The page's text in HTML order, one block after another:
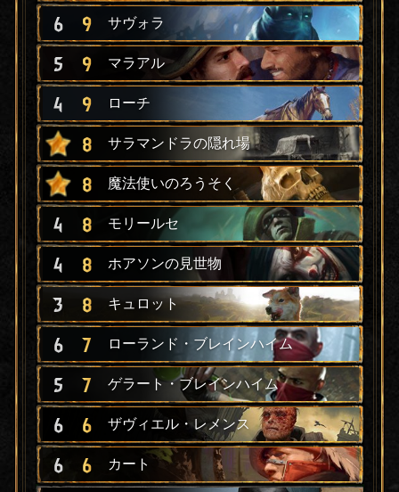
6 9 サヴォラ
5 9 マラアル
4 9 ローチ
8 サラマンドラの隠れ場
8 魔法使いのろうそく
4 8 モリールセ
4 8 ホアソンの見世物
3 8 キュロット
6 7 ローランド・ブレインハイム
5 7 ゲラート・ブレインハイム
6 6 ザヴィエル・レメンス
6 6 カート